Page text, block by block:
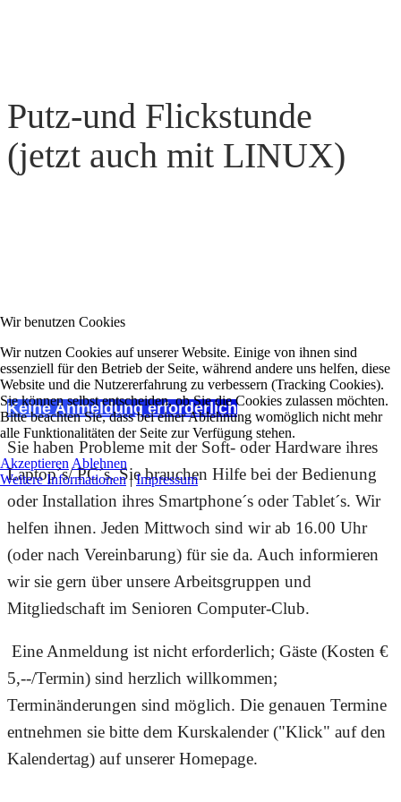
Putz-und Flickstunde
(jetzt auch mit LINUX)
Keine Anmeldung erforderlich
Sie haben Probleme mit der Soft- oder Hardware ihres
Laptop´s/ PC´s. Sie brauchen Hilfe bei der Bedienung
oder Installation ihres Smartphone´s oder Tablet´s. Wir
helfen ihnen. Jeden Mittwoch sind wir ab 16.00 Uhr
(oder nach Vereinbarung) für sie da. Auch informieren
wir sie gern über unsere Arbeitsgruppen und
Mitgliedschaft im Senioren Computer-Club.
Eine Anmeldung ist nicht erforderlich; Gäste (Kosten €
5,--/Termin) sind herzlich willkommen;
Terminänderungen sind möglich. Die genauen Termine
entnehmen sie bitte dem Kurskalender ("Klick" auf den
Kalendertag) auf unserer Homepage.
Wir benutzen Cookies
Wir nutzen Cookies auf unserer Website. Einige von ihnen sind
essenziell für den Betrieb der Seite, während andere uns helfen, diese
Website und die Nutzererfahrung zu verbessern (Tracking Cookies).
Sie können selbst entscheiden, ob Sie die Cookies zulassen möchten.
Bitte beachten Sie, dass bei einer Ablehnung womöglich nicht mehr
alle Funktionalitäten der Seite zur Verfügung stehen.
Akzeptieren Ablehnen
Weitere Informationen|Impressum